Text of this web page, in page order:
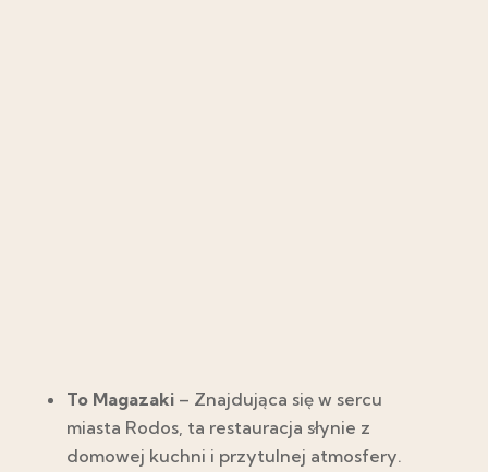
To Magazaki– Znajdująca się w sercu
miasta Rodos, ta restauracja słynie z
domowej kuchni i przytulnej atmosfery.